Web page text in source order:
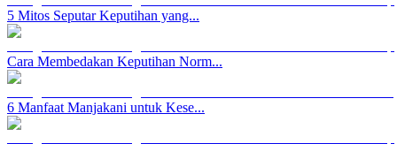
5 Mitos Seputar Keputihan yang...
Cara Membedakan Keputihan Norm...
6 Manfaat Manjakani untuk Kese...